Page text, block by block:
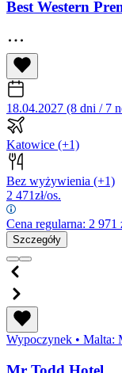
Best Western
18.04.2027 (8 dni / 7
Katowice (+1)
Bez wyżywienia (+1)
2 471zł/os.
Cena regularna: 2 971
Szczegóły
Wypoczynek • Malta: